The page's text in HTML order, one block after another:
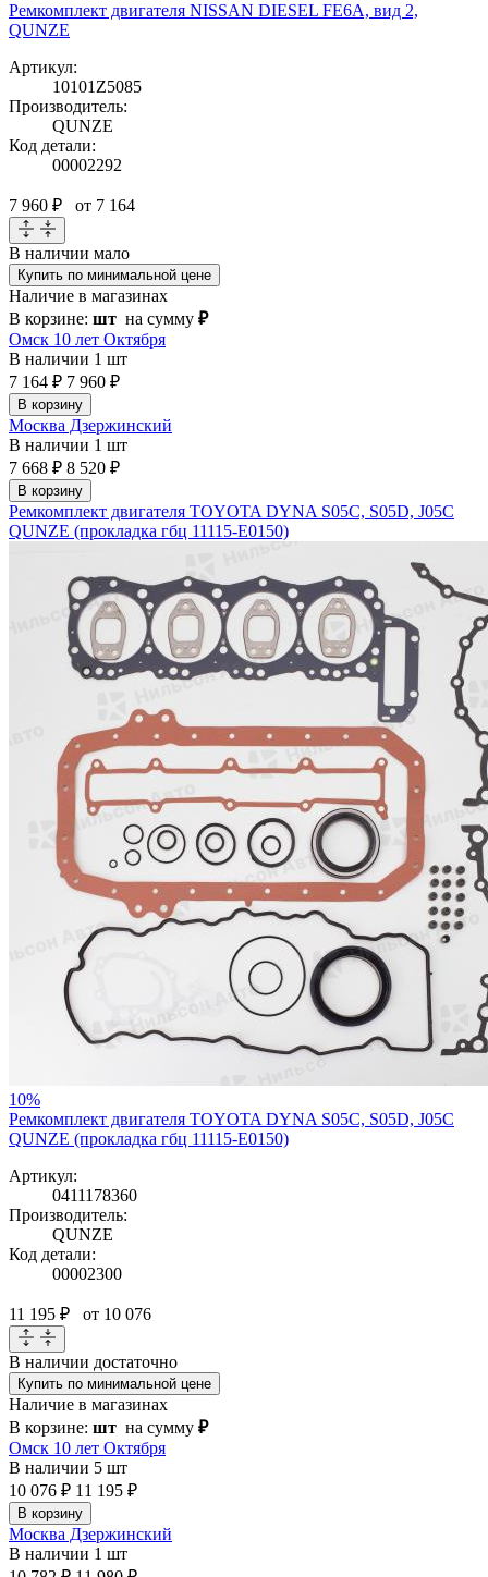
Ремкомплект двигателя NISSAN DIESEL FE6A, вид 2,
QUNZE
Артикул:
10101Z5085
Производитель:
QUNZE
Код детали:
00002292
7 960 ₽ от 7 164
В наличии мало
Купить по минимальной цене
Наличие в магазинах
В корзине: шт на сумму ₽
Омск 10 лет Октября
В наличии 1 шт
7 164 ₽ 7 960 ₽
В корзину
Москва Дзержинский
В наличии 1 шт
7 668 ₽ 8 520 ₽
В корзину
Ремкомплект двигателя TOYOTA DYNA S05C, S05D, J05C
QUNZE (прокладка гбц 11115-E0150)
10%
Ремкомплект двигателя TOYOTA DYNA S05C, S05D, J05C
QUNZE (прокладка гбц 11115-E0150)
Артикул:
0411178360
Производитель:
QUNZE
Код детали:
00002300
11 195 ₽ от 10 076
В наличии достаточно
Купить по минимальной цене
Наличие в магазинах
В корзине: шт на сумму ₽
Омск 10 лет Октября
В наличии 5 шт
10 076 ₽ 11 195 ₽
В корзину
Москва Дзержинский
В наличии 1 шт